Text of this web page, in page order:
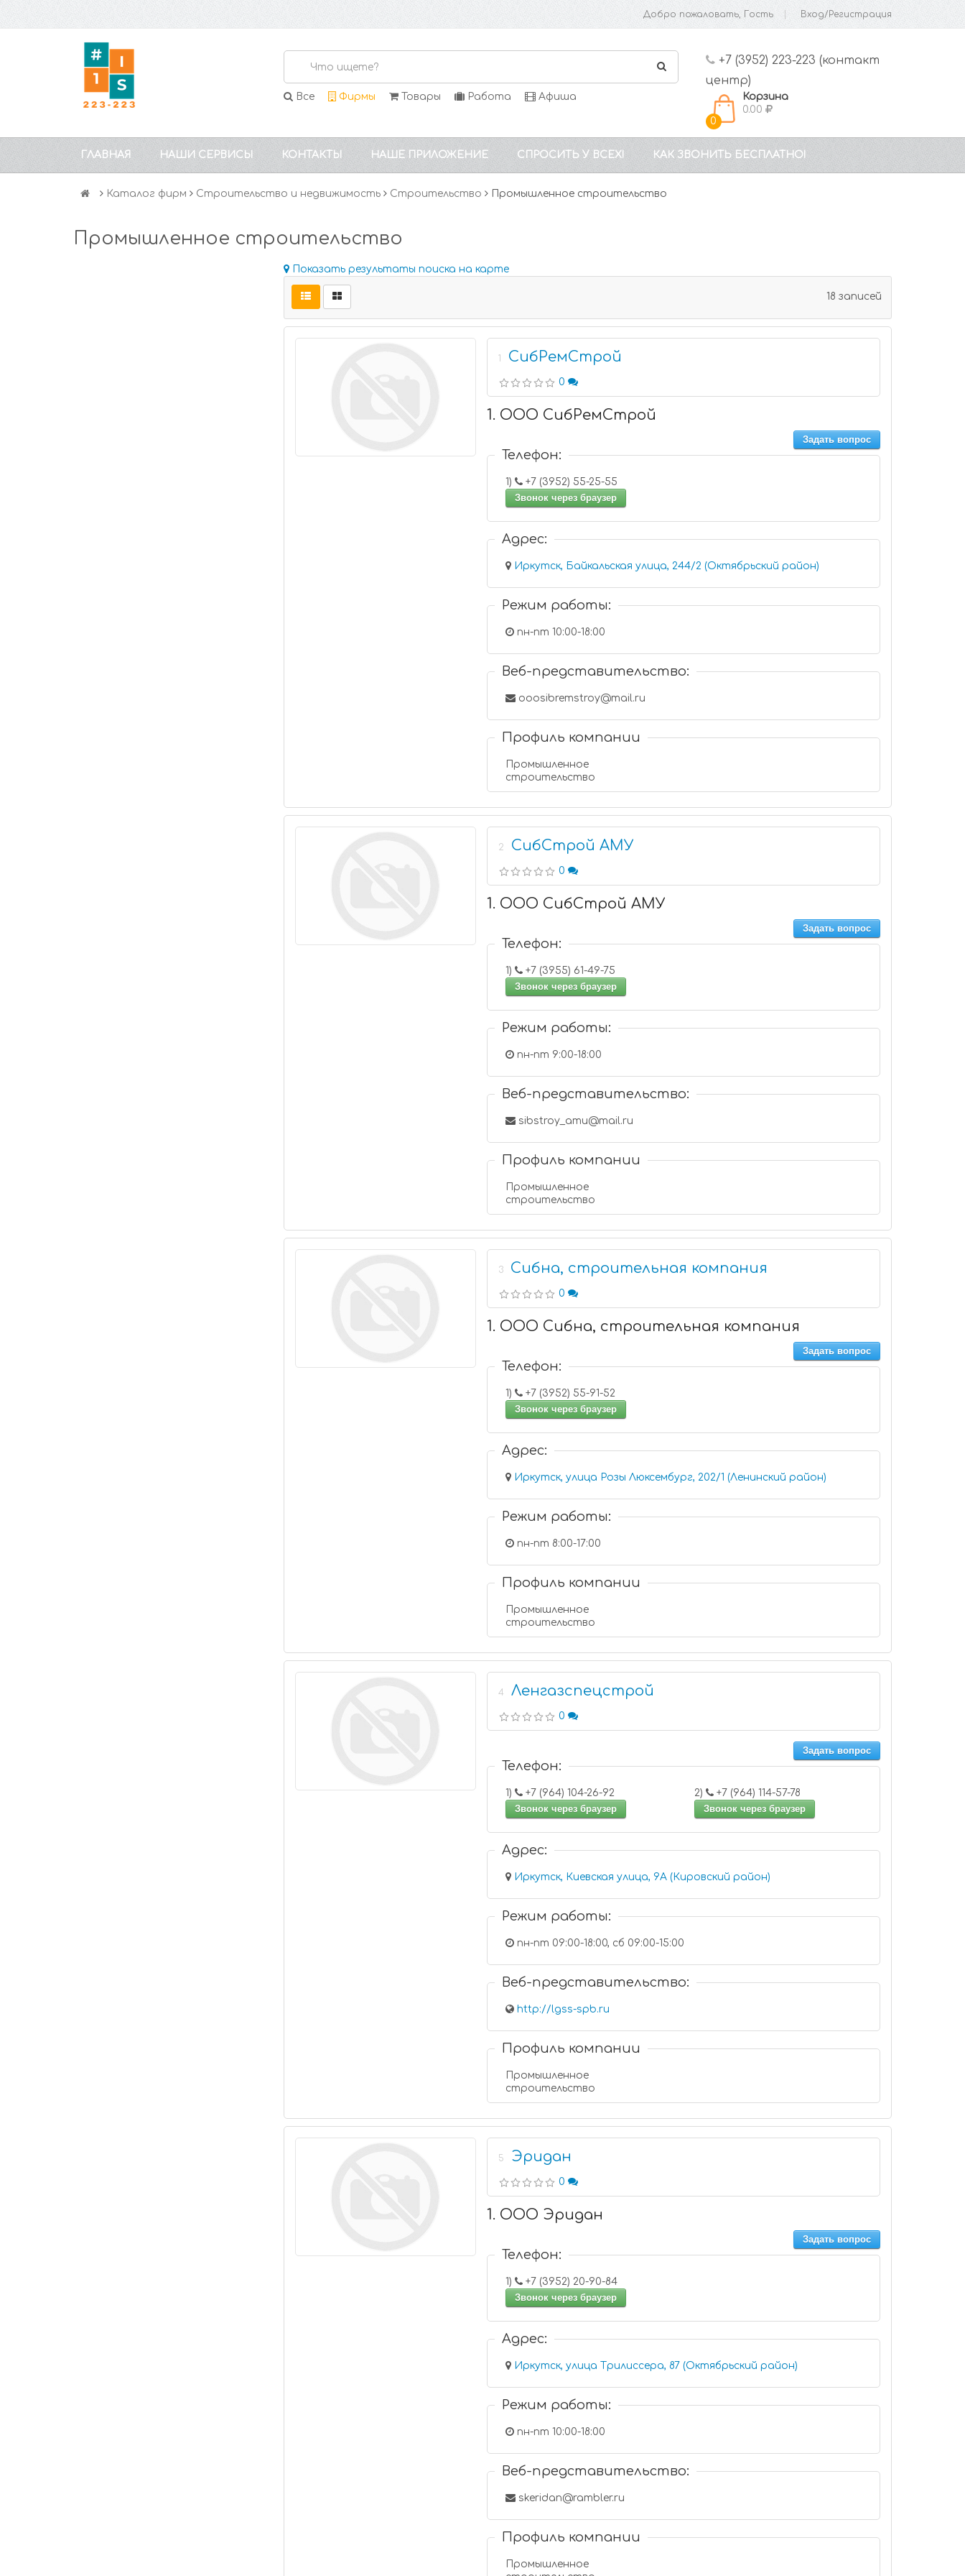
Добро пожаловать, Гость Вход/Регистрация
Все Фирмы Товары Работа Афиша
+7 (3952) 223-223 (контакт
центр)
0
Корзина
0.00
ГЛАВНАЯ НАШИ СЕРВИСЫ КОНТАКТЫ НАШЕ ПРИЛОЖЕНИЕ СПРОСИТЬ У ВСЕХ! КАК ЗВОНИТЬ БЕСПЛАТНО!
Каталог фирм Строительство и недвижимость Строительство Промышленное строительство
Промышленное строительство
Показать результаты поиска на карте
18 записей
1 СибРемСтрой
0
1. ООО СибРемСтрой
Задать вопрос
Телефон:
1)
+7 (3952) 55-25-55
Звонок через браузер
Адрес:
Иркутск, Байкальская улица, 244/2 (Октябрьский район)
Режим работы:
пн-пт 10:00-18:00
Веб-представительство:
ooosibremstroy@mail.ru
Профиль компании
Промышленное
строительство
2 СибСтрой АМУ
0
1. ООО СибСтрой АМУ
Задать вопрос
Телефон:
1)
+7 (3955) 61-49-75
Звонок через браузер
Режим работы:
пн-пт 9:00-18:00
Веб-представительство:
sibstroy_amu@mail.ru
Профиль компании
Промышленное
строительство
3 Сибна, строительная компания
0
1. ООО Сибна, строительная компания
Задать вопрос
Телефон:
1)
+7 (3952) 55-91-52
Звонок через браузер
Адрес:
Иркутск, улица Розы Люксембург, 202/1 (Ленинский район)
Режим работы:
пн-пт 8:00-17:00
Профиль компании
Промышленное
строительство
4 Ленгазспецстрой
0
Задать вопрос
Телефон:
1)
+7 (964) 104-26-92
Звонок через браузер
2)
+7 (964) 114-57-78
Звонок через браузер
Адрес:
Иркутск, Киевская улица, 9А (Кировский район)
Режим работы:
пн-пт 09:00-18:00, сб 09:00-15:00
Веб-представительство:
http://lgss-spb.ru
Профиль компании
Промышленное
строительство
5 Эридан
0
1. ООО Эридан
Задать вопрос
Телефон:
1)
+7 (3952) 20-90-84
Звонок через браузер
Адрес:
Иркутск, улица Трилиссера, 87 (Октябрьский район)
Режим работы:
пн-пт 10:00-18:00
Веб-представительство:
skeridan@rambler.ru
Профиль компании
Промышленное